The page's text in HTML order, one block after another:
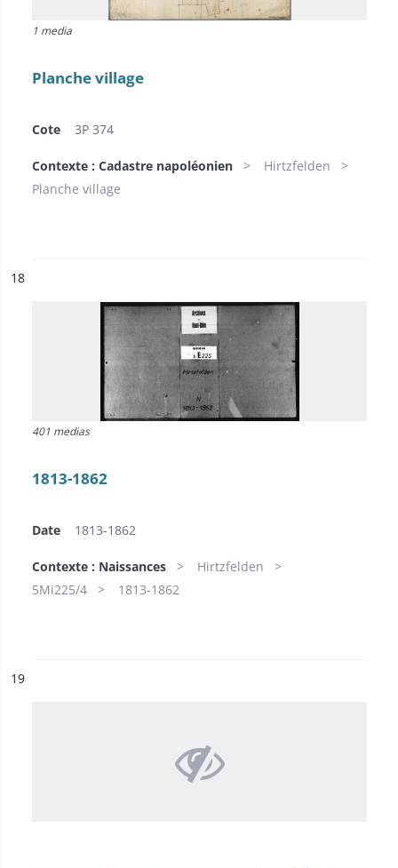
1 media
Planche village
Cote 3P 374
Contexte : Cadastre napoléonien
Hirtzfelden
Planche village
n°
18
401 medias
1813-1862
Date 1813-1862
Contexte : Naissances
Hirtzfelden
5Mi225/4
1813-1862
n°
19